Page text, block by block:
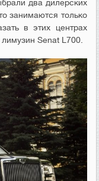
два дилерских
занимаются только
в этих центрах
Senat L700.